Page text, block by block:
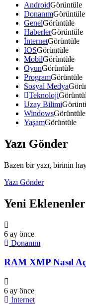
AndroidGörüntüle
DonanımGörüntüle
GenelGörüntüle
HaberlerGörüntüle
İnternetGörüntüle
IOSGörüntüle
MobilGörüntüle
OyunGörüntüle
ProgramGörüntüle
Sosyal Medya
Teknoloji
Uzay Bilimi
WindowsGörüntüle
YaşamGörüntüle
Yazı Gönder
Bazen bir yazı, birinin
Yazı Gönder
Yeni Eklenenler
6 ay önce
Donanım
RAM XMP Nasıl
6 ay önce
İnternet